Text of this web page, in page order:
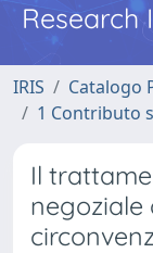
Research
IRIS
Catalogo
1 Contributo
Il